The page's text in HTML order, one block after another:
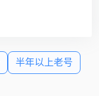
半年以上老号